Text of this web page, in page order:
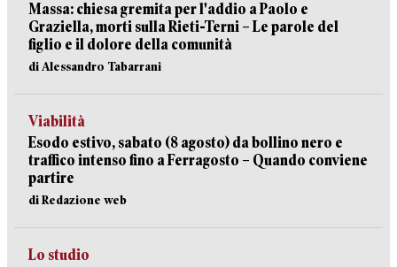
Massa: chiesa gremita per l'addio a Paolo e
Graziella, morti sulla Rieti-Terni – Le parole del
figlio e il dolore della comunità
di Alessandro Tabarrani
Viabilità
Esodo estivo, sabato (8 agosto) da bollino nero e
traffico intenso fino a Ferragosto – Quando conviene
partire
di Redazione web
Lo studio